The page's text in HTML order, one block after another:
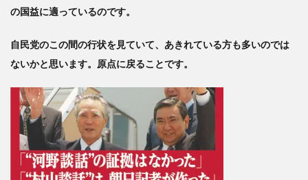
の国益に適っているのです。
自民党のこの間の行状を見ていて、あきれている方も多いのでは
ないかと思います。原点に戻ることです。